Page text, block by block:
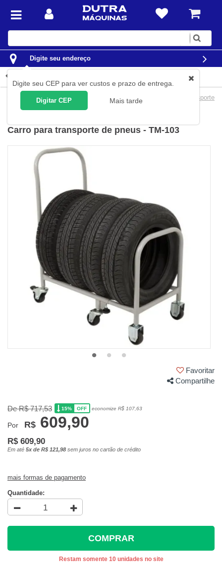
Digite
Digite seu endereço
Digite seu CEP para ver custos e prazo de entrega.
Digitar CEP Mais tarde
Movimentação de Carga Carros para Carga Carros de transporte
Carro para transporte de pneus - TM-103
Favoritar
Compartilhe
De R$ 717,53 15% OFF economize R$ 107,63
Por R$ 609,90
R$ 609,90
Em até 5x de R$ 121,98 sem juros no cartão de crédito
mais formas de pagamento
Quantidade:
COMPRAR
Restam somente 10 unidades no site